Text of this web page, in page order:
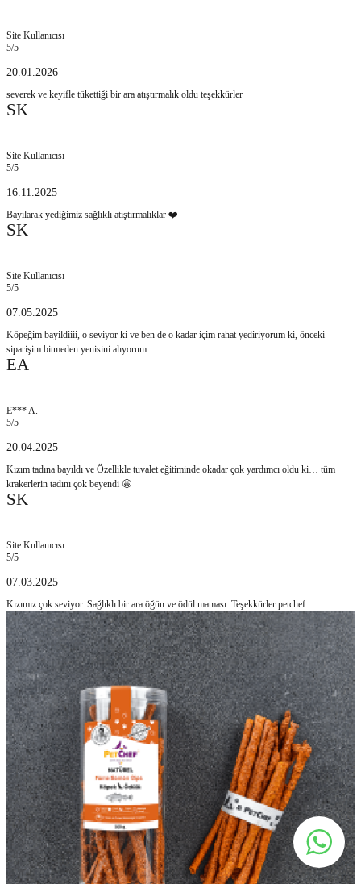
Site Kullanıcısı
5/5
20.01.2026
severek ve keyifle tükettiği bir ara atıştırmalık oldu teşekkürler
SK
Site Kullanıcısı
5/5
16.11.2025
Bayılarak yediğimiz sağlıklı atıştırmalıklar ❤️
SK
Site Kullanıcısı
5/5
07.05.2025
Köpeğim bayildiiii, o seviyor ki ve ben de o kadar içim rahat yediriyorum ki, önceki
siparişim bitmeden yenisini alıyorum
EA
E*** A.
5/5
20.04.2025
Kızım tadına bayıldı ve Özellikle tuvalet eğitiminde okadar çok yardımcı oldu ki… tüm
krakerlerin tadını çok beyendi 🤩
SK
Site Kullanıcısı
5/5
07.03.2025
Kızımız çok seviyor. Sağlıklı bir ara öğün ve ödül maması. Teşekkürler petchef.